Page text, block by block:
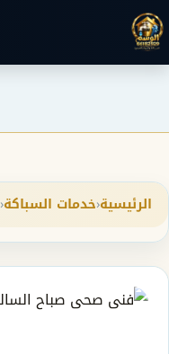
تخطي إلى المحتوى الرئيسي
الرئيسية‹خدمات السباكة‹